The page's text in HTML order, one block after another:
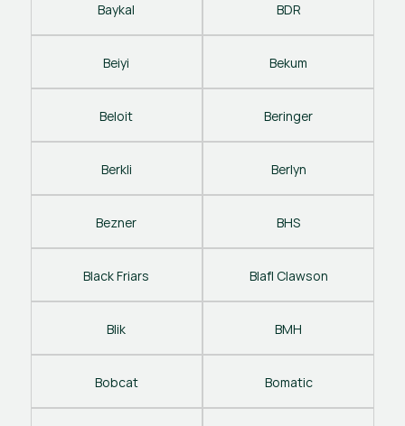
Baykal BDR
Beiyi Bekum
Beloit Beringer
Berkli Berlyn
Bezner BHS
Black Friars Blafl Clawson
Blik BMH
Bobcat Bomatic